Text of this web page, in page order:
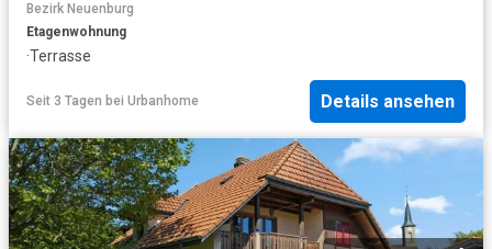
Bezirk Neuenburg
Etagenwohnung
·Terrasse
Seit 3 Tagen bei Urbanhome Details ansehen